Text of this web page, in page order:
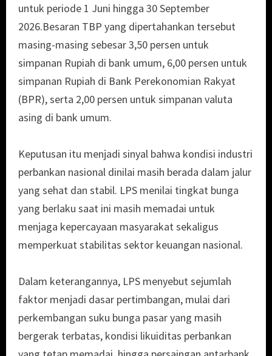
untuk periode 1 Juni hingga 30 September
2026.Besaran TBP yang dipertahankan tersebut
masing-masing sebesar 3,50 persen untuk
simpanan Rupiah di bank umum, 6,00 persen untuk
simpanan Rupiah di Bank Perekonomian Rakyat
(BPR), serta 2,00 persen untuk simpanan valuta
asing di bank umum.
Keputusan itu menjadi sinyal bahwa kondisi industri
perbankan nasional dinilai masih berada dalam jalur
yang sehat dan stabil. LPS menilai tingkat bunga
yang berlaku saat ini masih memadai untuk
menjaga kepercayaan masyarakat sekaligus
memperkuat stabilitas sektor keuangan nasional.
Dalam keterangannya, LPS menyebut sejumlah
faktor menjadi dasar pertimbangan, mulai dari
perkembangan suku bunga pasar yang masih
bergerak terbatas, kondisi likuiditas perbankan